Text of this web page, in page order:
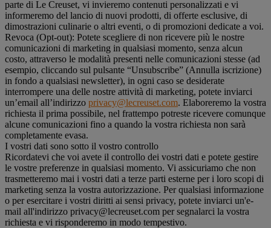
parte di Le Creuset, vi invieremo contenuti personalizzati e vi
informeremo del lancio di nuovi prodotti, di offerte esclusive, di
dimostrazioni culinarie o altri eventi, o di promozioni dedicate a voi.
Revoca (Opt-out): Potete scegliere di non ricevere più le nostre
comunicazioni di marketing in qualsiasi momento, senza alcun
costo, attraverso le modalità presenti nelle comunicazioni stesse (ad
esempio, cliccando sul pulsante “Unsubscribe” (Annulla iscrizione)
in fondo a qualsiasi newsletter), in ogni caso se desiderate
interrompere una delle nostre attività di marketing, potete inviarci
un’email all’indirizzo privacy@lecreuset.com. Elaboreremo la vostra
richiesta il prima possibile, nel frattempo potreste ricevere comunque
alcune comunicazioni fino a quando la vostra richiesta non sarà
completamente evasa.
I vostri dati sono sotto il vostro controllo
Ricordatevi che voi avete il controllo dei vostri dati e potete gestire
le vostre preferenze in qualsiasi momento. Vi assicuriamo che non
trasmetteremo mai i vostri dati a terze parti esterne per i loro scopi di
marketing senza la vostra autorizzazione. Per qualsiasi informazione
o per esercitare i vostri diritti ai sensi privacy, potete inviarci un'e-
mail all'indirizzo privacy@lecreuset.com per segnalarci la vostra
richiesta e vi risponderemo in modo tempestivo.